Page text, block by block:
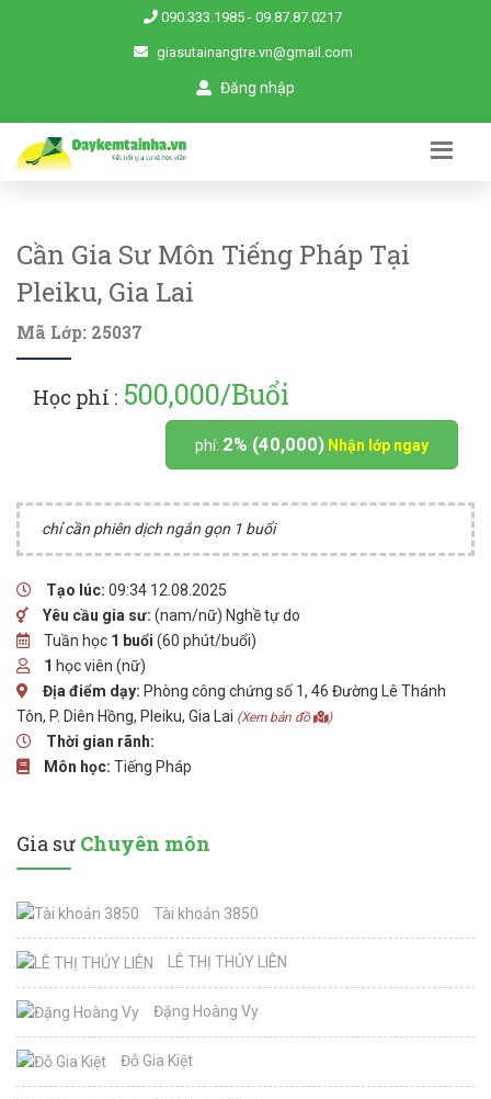
090.333.1985 - 09.87.87.0217
giasutainangtre.vn@gmail.com
Đăng nhập
Cần Gia Sư Môn Tiếng Pháp Tại
Pleiku, Gia Lai
Mã Lớp: 25037
Học phí : 500,000/Buổi
phí: 2% (40,000) Nhận lớp ngay
chỉ cần phiên dịch ngắn gọn 1 buổi
Tạo lúc: 09:34 12.08.2025
Yêu cầu gia sư: (nam/nữ) Nghề tự do
Tuần học 1 buổi (60 phút/buổi)
1 học viên (nữ)
Địa điểm dạy: Phòng công chứng số 1, 46 Đường Lê Thánh
Tôn, P. Diên Hồng, Pleiku, Gia Lai (Xem bản đồ )
Thời gian rãnh:
Môn học: Tiếng Pháp
Gia sư Chuyên môn
Tài khoản 3850
LÊ THỊ THỦY LIÊN
Đặng Hoàng Vy
Đỗ Gia Kiệt